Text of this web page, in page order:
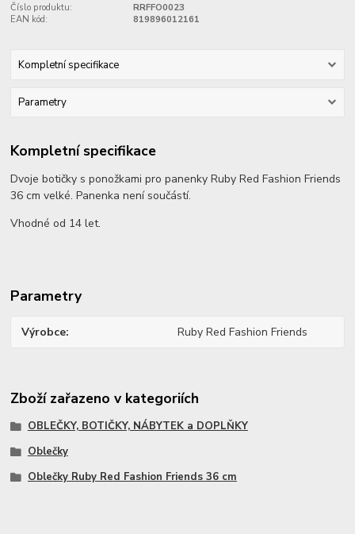
Číslo produktu:
RRFFO0023
EAN kód:
819896012161
Kompletní specifikace
Parametry
Kompletní specifikace
Dvoje botičky s ponožkami pro panenky Ruby Red Fashion Friends
36 cm velké. Panenka není součástí.
Vhodné od 14 let.
Parametry
Výrobce Ruby Red Fashion Friends
Zboží zařazeno v kategoriích
OBLEČKY, BOTIČKY, NÁBYTEK a DOPLŇKY
Oblečky
Oblečky Ruby Red Fashion Friends 36 cm